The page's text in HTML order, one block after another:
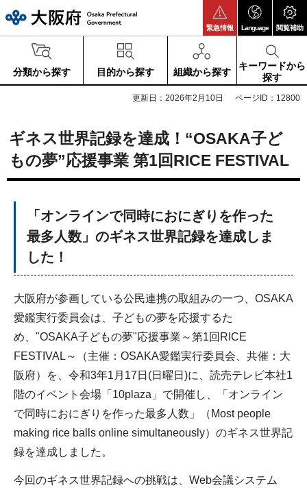
緊急情報 Language 閲覧補助
分類から探す 目的から探す 組織から探す
キーワードから
探す
更新日：2026年2月10日 ページID：12800
ギネス世界記録を達成！“OSAKA子ど
もの夢”応援事業 第1回RICE FESTIVAL
「オンラインで同時におにぎりを作った
最多人数」のギネス世界記録を達成しま
した！
大阪府が参画している公民連携の取組みの一つ、OSAKA
愛鑑実行委員会は、子どもの夢を応援するた
め、"OSAKA子どもの夢"応援事業～第1回RICE
FESTIVAL～（主催：OSAKA愛鑑実行委員会、共催：大
阪府）を、令和3年1月17日(日曜日)に、読売テレビ本社1
階のイベント会場「10plaza」で開催し、「オンライン
で同時におにぎりを作った最多人数」（Most people
making rice balls online simultaneously）のギネス世界記
録を達成しました。
今回のギネス世界記録への挑戦は、Web会議システム